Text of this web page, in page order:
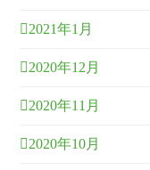
2021年1月
2020年12月
2020年11月
2020年10月